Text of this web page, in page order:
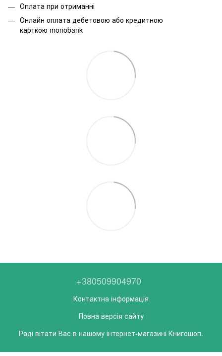
Оплата при отриманні
Онлайн оплата дебетовою або кредитною
карткою monobank
+380509904970
Контактна інформація
Повна версія сайту
Раді вітати Вас в нашому інтернет-магазині Книгошоп.